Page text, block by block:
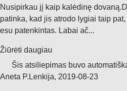
Nusipirkau jį kaip kalėdinę
patinka, kad jis atrodo lygiai taip
esu patenkintas. Labai ač...
Žiūrėti daugiau
Šis atsiliepimas buvo
Aneta P. Lenkija, 2019‑08‑23